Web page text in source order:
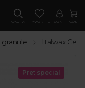
CAUTA FAVORITE CONT COS
granule Italwax
Pret special